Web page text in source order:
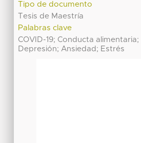
Tipo de documento
Tesis de Maestría
Palabras clave
COVID-19; Conducta alimentaria;
Depresión; Ansiedad; Estrés